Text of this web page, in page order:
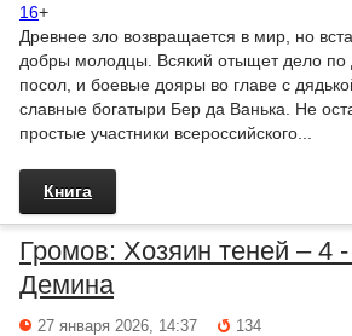
16+
Древнее зло возвращается в мир, но
добры молодцы. Всякий отыщет дело
посол, и боевые дояры во главе с
славные богатыри Бер да Ванька. Не
простые участники всероссийского...
Книга
Громов: Хозяин теней – 4
Демина
27 января 2026, 14:37 134